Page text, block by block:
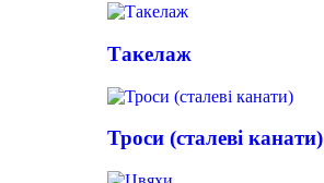
Такелаж
Троси (сталеві канати)